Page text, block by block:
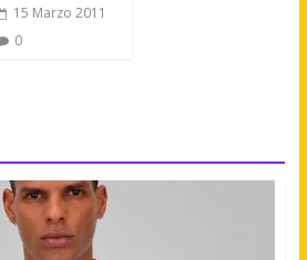
15 Marzo 2011
0